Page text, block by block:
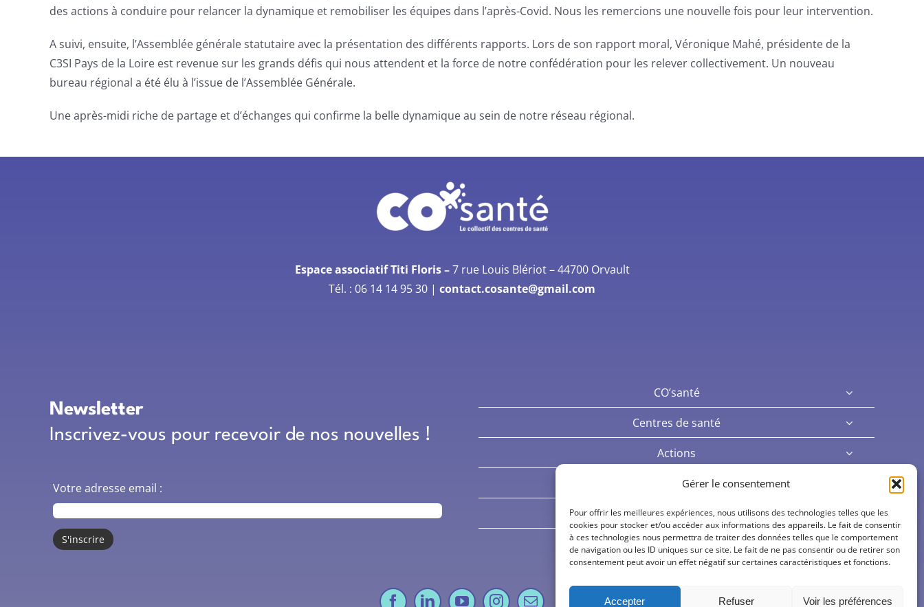
Gérer le consentement
Pour offrir les meilleures expériences, nous utilisons des technologies telles que les
cookies pour stocker et/ou accéder aux informations des appareils. Le fait de consentir
à ces technologies nous permettra de traiter des données telles que le comportement
de navigation ou les ID uniques sur ce site. Le fait de ne pas consentir ou de retirer son
consentement peut avoir un effet négatif sur certaines caractéristiques et fonctions.
Accepter Refuser Voir les préférences
des actions à conduire pour relancer la dynamique et remobiliser les équipes dans l’après-Covid. Nous les remercions une nouvelle fois pour leur intervention.
A suivi, ensuite, l’Assemblée générale statutaire avec la présentation des différents rapports. Lors de son rapport moral, Véronique Mahé, présidente de la
C3SI Pays de la Loire est revenue sur les grands défis qui nous attendent et la force de notre confédération pour les relever collectivement. Un nouveau
bureau régional a été élu à l’issue de l’Assemblée Générale.
Une après-midi riche de partage et d’échanges qui confirme la belle dynamique au sein de notre réseau régional.
Espace associatif Titi Floris –7 rue Louis Blériot –44700 Orvault
Tél. : 06 14 14 95 30 | contact.cosante@gmail.com
Newsletter
Inscrivez-vous pour recevoir de nos nouvelles !
Votre adresse email :
CO’santé
Centres de santé
Actions
Actualités
Offres d’emploi